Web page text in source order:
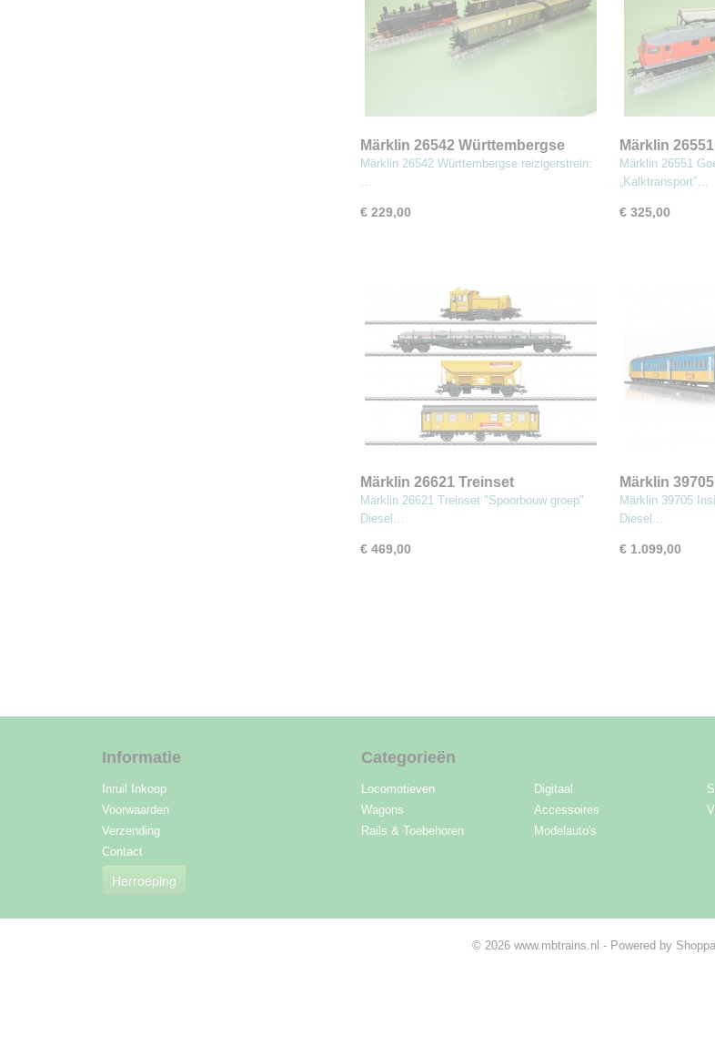
Märklin 26542 Württembergse
reizigerstrein: Tenderloc en 4
bordesrijtuigen
Märklin 26542 Württembergse reizigerstrein:
…
€ 229,00
Märklin
Märklin 26551
„Kalktransport”…
€ 325,00
Märklin 26621 Treinset
"Spoorbouw groep"
Märklin 26621 Treinset "Spoorbouw groep"
Diesel…
€ 469,00
Märklin
Northlander
Märklin 39705
Diesel…
€ 1.099,00
Informatie
Inruil Inkoop
Voorwaarden
Verzending
Contact
Herroeping
Categorieën
Locomotieven
Wagons
Rails & Toebehoren
Digitaal
Accessoires
Modelauto's
© 2026 www.mbtrains.nl - Powered by